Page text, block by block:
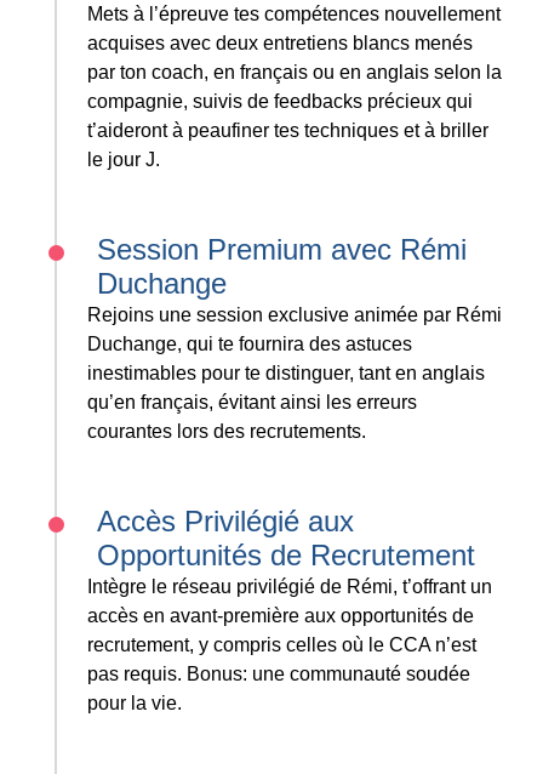
Mets à l’épreuve tes compétences nouvellement
acquises avec deux entretiens blancs menés
par ton coach, en français ou en anglais selon la
compagnie, suivis de feedbacks précieux qui
t’aideront à peaufiner tes techniques et à briller
le jour J.
Session Premium avec Rémi
Duchange
Rejoins une session exclusive animée par Rémi
Duchange, qui te fournira des astuces
inestimables pour te distinguer, tant en anglais
qu’en français, évitant ainsi les erreurs
courantes lors des recrutements.
Accès Privilégié aux
Opportunités de Recrutement
Intègre le réseau privilégié de Rémi, t’offrant un
accès en avant-première aux opportunités de
recrutement, y compris celles où le CCA n’est
pas requis. Bonus: une communauté soudée
pour la vie.